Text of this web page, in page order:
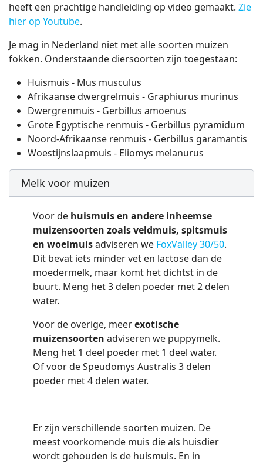
heeft een prachtige handleiding op video gemaakt. Zie
hier op Youtube.
Je mag in Nederland niet met alle soorten muizen
fokken. Onderstaande diersoorten zijn toegestaan:
Huismuis - Mus musculus
Afrikaanse dwergrelmuis - Graphiurus murinus
Dwergrenmuis - Gerbillus amoenus
Grote Egyptische renmuis - Gerbillus pyramidum
Noord-Afrikaanse renmuis - Gerbillus garamantis
Woestijnslaapmuis - Eliomys melanurus
Melk voor muizen
Voor de huismuis en andere inheemse
muizensoorten zoals veldmuis, spitsmuis
en woelmuisadviseren we FoxValley 30/50.
Dit bevat iets minder vet en lactose dan de
moedermelk, maar komt het dichtst in de
buurt. Meng het 3 delen poeder met 2 delen
water.
Voor de overige, meerexotische
muizensoorten adviseren we puppymelk.
Meng het 1 deel poeder met 1 deel water.
Of voor de Speudomys Australis 3 delen
poeder met 4 delen water.
Er zijn verschillende soorten muizen. De
meest voorkomende muis die als huisdier
wordt gehouden is de huismuis. En in